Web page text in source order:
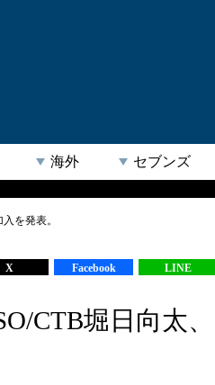
海外 セブンズ
を発表。
X Facebook LINE
CTB堀日向太、